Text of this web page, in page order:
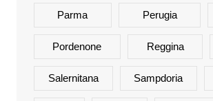
Parma Perugia
Pordenone Reggina
Salernitana Sampdoria